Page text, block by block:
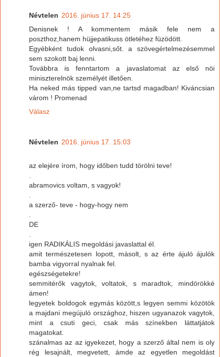
Névtelen 2016. június 17. 14:25
Denisnek ! A kommentem másik fele nem a
poszthoz,hanem hüjjepatikuss ötletéhez füzödött.
Egyébként tudok olvasni,sőt. a szövegértelmezésemmel
sem szokott baj lenni.
Továbbra is fenntartom a javaslatomat az első nöi
miniszterelnök személyét illetően.
Ha neked más tipped van,ne tartsd magadban! Kiváncsian
várom ! Promenad
Válasz
Névtelen 2016. június 17. 15:03
az elejére írom, hogy időben tudd törölni teve!
abramovics voltam, s vagyok!
a szerző- teve - hogy-hogy nem
DE
igen RADIKÁLIS megoldási javaslattal él.
amit természetesen lopott, másolt, s az érte ájuló ájulók
bamba vigyorral nyalnak fel.
egészségetekre!
semmitérők vagytok, voltatok, s maradtok, mindörökké
ámen!
legyetek boldogok egymás között,s legyen semmi közötök
a majdani megújuló országhoz, hiszen ugyanazok vagytok,
mint a csuti geci, csak más színekben láttatjátok
magatokat.
szánalmas az az igyekezet, hogy a szerző által nem is oly
rég lesajnált, megvetett, ámde az egyetlen megoldást